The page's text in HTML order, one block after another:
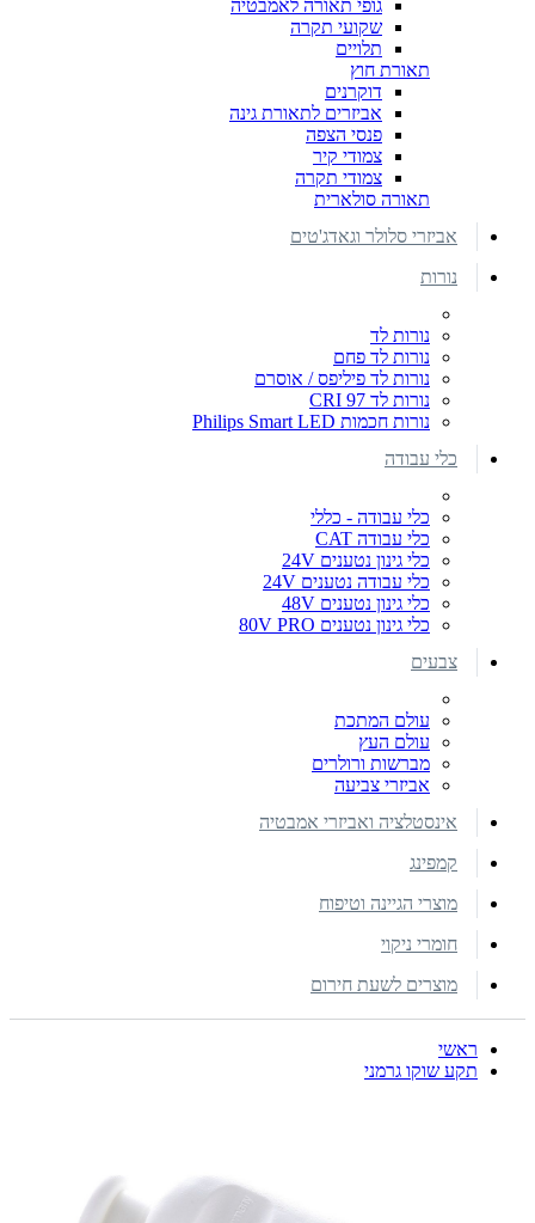
גופי תאורה לאמבטיה
שקועי תקרה
תלויים
תאורת חוץ
דוקרנים
אביזרים לתאורת גינה
פנסי הצפה
צמודי קיר
צמודי תקרה
תאורה סולארית
אביזרי סלולר וגאדג'טים
נורות
נורות לד
נורות לד פחם
נורות לד פיליפס / אוסרם
נורות לד CRI 97
נורות חכמות Philips Smart LED
כלי עבודה
כלי עבודה - כללי
כלי עבודה CAT
כלי גינון נטענים 24V
כלי עבודה נטענים 24V
כלי גינון נטענים 48V
כלי גינון נטענים 80V PRO
צבעים
עולם המתכת
עולם העץ
מברשות ורולרים
אביזרי צביעה
אינסטלציה ואביזרי אמבטיה
קמפינג
מוצרי הגיינה וטיפוח
חומרי ניקוי
מוצרים לשעת חירום
ראשי
תקע שוקו גרמני